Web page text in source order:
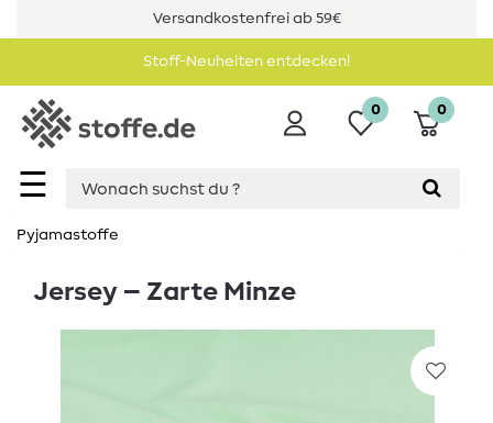
Versandkostenfrei ab 59€
Stoff-Neuheiten entdecken!
☰
0 0
Pyjamastoffe
Jersey – Zarte Minze